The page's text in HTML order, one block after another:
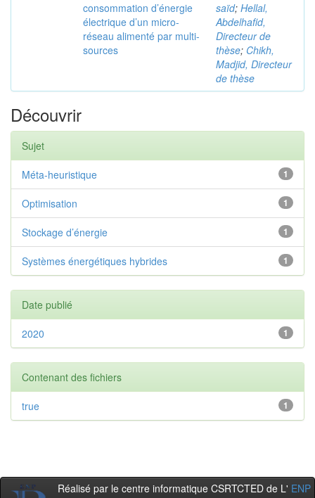
consommation d’énergie
électrique d’un micro-
réseau alimenté par multi-
sources
saïd; Hellal,
Abdelhafid,
Directeur de
thèse; Chikh,
Madjid, Directeur
de thèse
Découvrir
Sujet
1
Méta-heuristique
1
Optimisation
1
Stockage d’énergie
1
Systèmes énergétiques hybrides
Date publié
1
2020
Contenant des fichiers
1
true
Réalisé par le centre informatique CSRTCTED de L' ENP